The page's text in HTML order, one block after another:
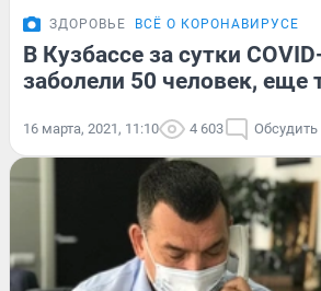
ЗДОРОВЬЕ ВСЁ О КОРОНАВИРУСЕ
В Кузбассе за сутки
заболели 50 человек, еще
16 марта, 2021, 11:10 4 603 Обсудить